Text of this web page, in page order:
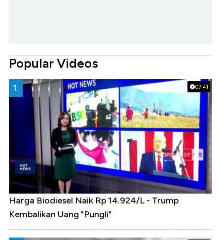
Popular Videos
07:41
1.
Harga Biodiesel Naik Rp 14.924/L - Trump
Kembalikan Uang "Pungli"